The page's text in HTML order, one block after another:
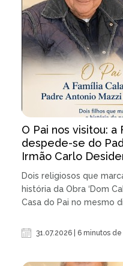
O Pai nos visitou: a
despede-se do
Irmão Carlo
Dois religiosos que
história da Obra ‘Dom
Casa do Pai no mesmo
31.07.2026 | 6 minutos